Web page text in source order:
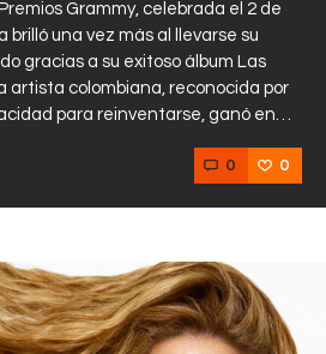
Grammy, celebrada el 2 de
brilló una vez más al llevarse su
gracias a su exitoso álbum Las
artista colombiana, reconocida por
para reinventarse, ganó en…
0 0